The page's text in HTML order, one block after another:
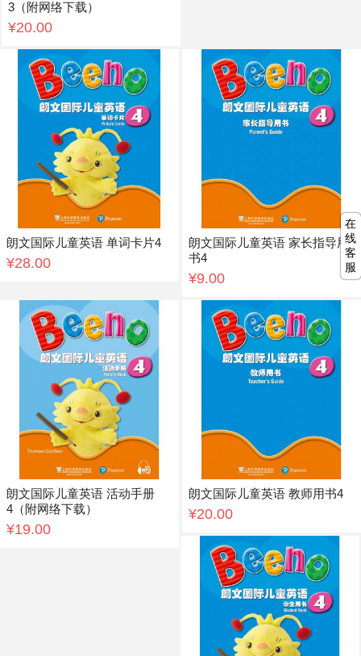
3（附网络下载）
¥20.00
朗文国际儿童英语 单词卡片4
¥28.00
朗文国际儿童英语 家长指导用
书4
¥9.00
朗文国际儿童英语 活动手册
4（附网络下载）
¥19.00
朗文国际儿童英语 教师用书4
¥20.00
在
线
客
服